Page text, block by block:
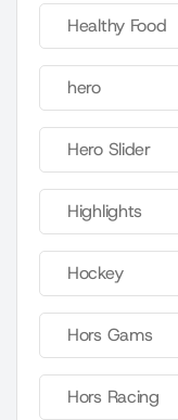
Healthy Food
hero
Hero Slider
Highlights
Hockey
Hors Gams
Hors Racing